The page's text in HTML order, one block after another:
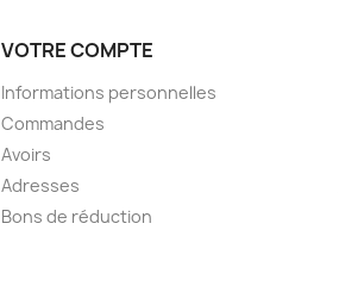
VOTRE COMPTE
Informations personnelles
Commandes
Avoirs
Adresses
Bons de réduction